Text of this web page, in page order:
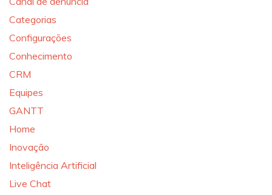
Categorias
Configurações
Conhecimento
CRM
Equipes
GANTT
Home
Inovação
Inteligência Artificial
Live Chat